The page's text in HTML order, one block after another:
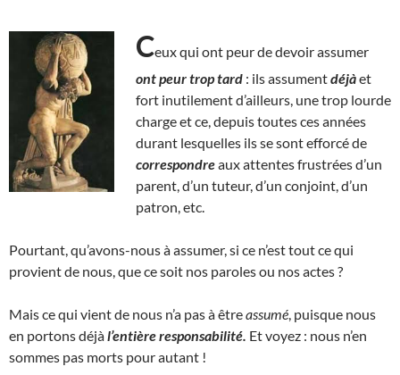
Ceux qui ont peur de devoir assumer
ont peurtrop tard : ils assumentdéjàet
fort inutilement d’ailleurs, une trop lourde
charge et ce, depuis toutes ces années
durant lesquelles ils se sont efforcé de
correspondreaux attentes frustrées d’un
parent, d’un tuteur, d’un conjoint, d’un
patron, etc.
Pourtant, qu’avons-nous à assumer, si ce n’est tout ce qui
provient de nous, que ce soit nos paroles ou nos actes ?
Mais ce qui vient de nous n’a pas à êtreassumé , puisque nous
en portons déjàl’entière responsabilité. Et voyez : nous n’en
sommes pas morts pour autant !